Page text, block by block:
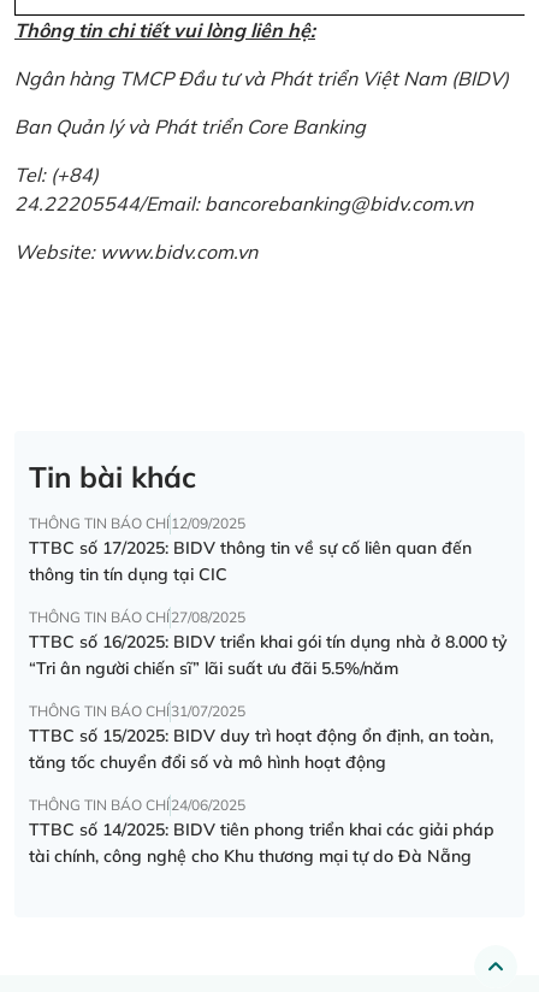
Thông tin chi tiết vui lòng liên hệ:
Ngân hàng TMCP Đầu tư và Phát triển Việt Nam (BIDV)
Ban Quản lý và Phát triển Core Banking
Tel: (+84)
24.22205544/Email: bancorebanking@bidv.com.vn
Website: www.bidv.com.vn
Tin bài khác
THÔNG TIN BÁO CHÍ12/09/2025
TTBC số 17/2025: BIDV thông tin về sự cố liên quan đến
thông tin tín dụng tại CIC
THÔNG TIN BÁO CHÍ27/08/2025
TTBC số 16/2025: BIDV triển khai gói tín dụng nhà ở 8.000 tỷ
“Tri ân người chiến sĩ” lãi suất ưu đãi 5.5%/năm
THÔNG TIN BÁO CHÍ31/07/2025
TTBC số 15/2025: BIDV duy trì hoạt động ổn định, an toàn,
tăng tốc chuyển đổi số và mô hình hoạt động
THÔNG TIN BÁO CHÍ24/06/2025
TTBC số 14/2025: BIDV tiên phong triển khai các giải pháp
tài chính, công nghệ cho Khu thương mại tự do Đà Nẵng